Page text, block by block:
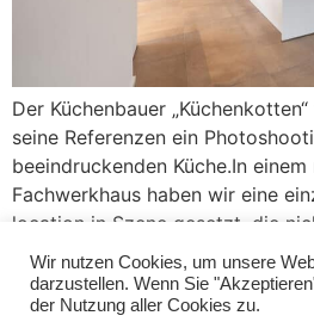
Der Küchenbauer
seine Referenzen ein
beeindruckenden Küche.In
Fachwerkhaus haben wir eine
location in Szene gesetzt, die
beeindruckend ist, sondern auch
historische Ambiente des
Herausforderung: Die
Wir nutzen Cookies, um unsere
darzustellen. Wenn Sie
der Nutzung aller Cookies zu.